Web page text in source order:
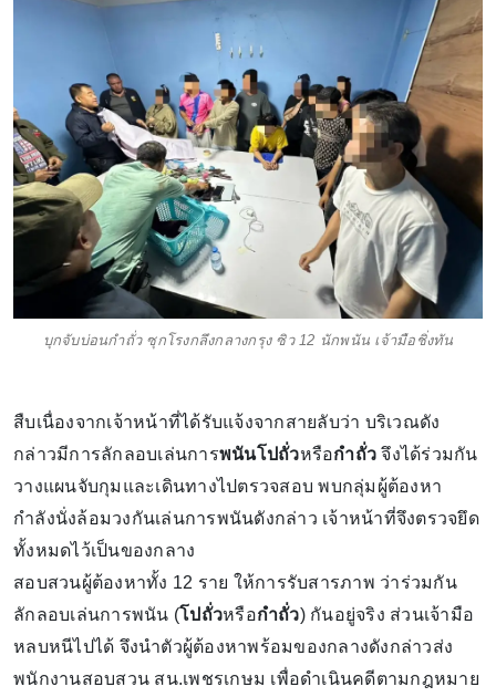
บุกจับบ่อนกำถั่ว ซุกโรงกลึงกลางกรุง ซิว 12 นักพนัน เจ้ามือชิ่งทัน
สืบเนื่องจากเจ้าหน้าที่ได้รับแจ้งจากสายลับว่า บริเวณดัง
กล่าวมีการลักลอบเล่นการพนันโปถั่วหรือกำถั่ว จึงได้ร่วมกัน
วางแผนจับกุมและเดินทางไปตรวจสอบ พบกลุ่มผู้ต้องหา
กำลังนั่งล้อมวงกันเล่นการพนันดังกล่าว เจ้าหน้าที่จึงตรวจยึด
ทั้งหมดไว้เป็นของกลาง
สอบสวนผู้ต้องหาทั้ง 12 ราย ให้การรับสารภาพ ว่าร่วมกัน
ลักลอบเล่นการพนัน (โปถั่วหรือกำถั่ว) กันอยู่จริง ส่วนเจ้ามือ
หลบหนีไปได้ จึงนำตัวผู้ต้องหาพร้อมของกลางดังกล่าวส่ง
พนักงานสอบสวน สน.เพชรเกษม เพื่อดำเนินคดีตามกฎหมาย